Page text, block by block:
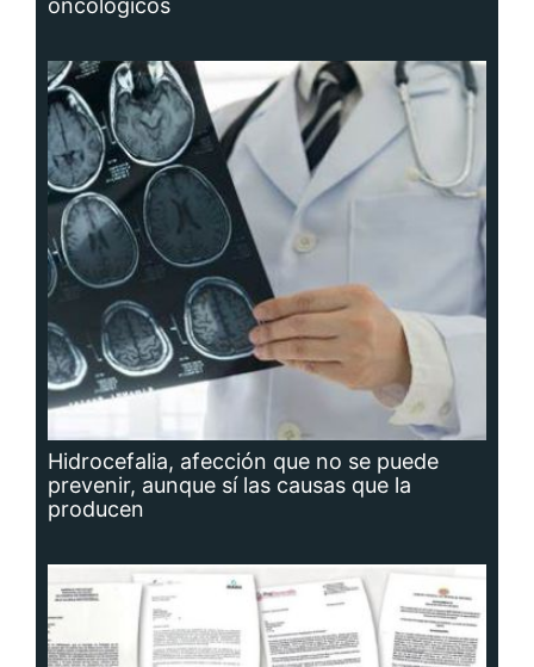
Hidrocefalia, afección que no se puede
prevenir, aunque sí las causas que la
producen